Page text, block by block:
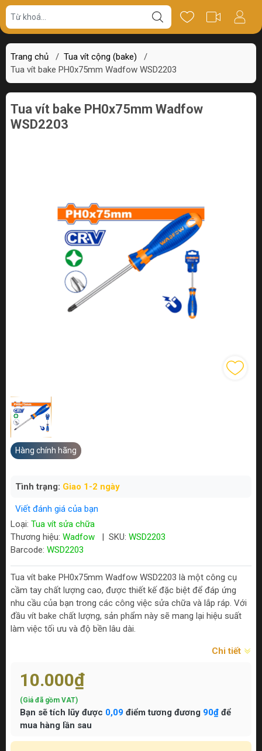
Trang chủ / Tua vít cộng (bake)
/
Tua vít bake PH0x75mm Wadfow WSD2203
Giá bán Thông số Review
Tua vít bake PH0x75mm Wadfow
WSD2203
Hàng chính hãng
Tình trạng: Giao 1-2 ngày
Viết đánh giá của bạn
Loại: Tua vít sửa chữa
Thương hiệu: Wadfow SKU: WSD2203
Barcode: WSD2203
Tua vít bake PH0x75mm Wadfow WSD2203 là một công cụ
cầm tay chất lượng cao, được thiết kế đặc biệt để đáp ứng
nhu cầu của bạn trong các công việc sửa chữa và lắp ráp. Với
đầu vít bake chất lượng, sản phẩm này sẽ mang lại hiệu suất
làm việc tối ưu và độ bền lâu dài.
Chi tiết
10.000₫
(Giá đã gồm VAT)
Bạn sẽ tích lũy được 0,09 điểm tương đương 90₫ để
mua hàng lần sau